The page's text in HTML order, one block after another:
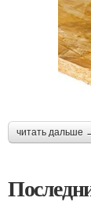
читать дальше